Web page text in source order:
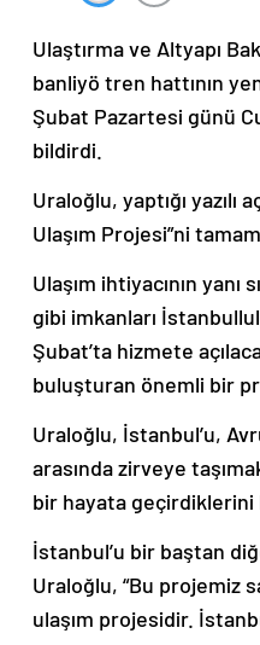
Ulaştırma ve Altyapı
banliyö tren hattının
Şubat Pazartesi günü
bildirdi.
Uraloğlu, yaptığı yazılı
Ulaşım Projesi”ni
Ulaşım ihtiyacının
gibi imkanları
Şubat’ta hizmete
buluşturan önemli bir
Uraloğlu, İstanbul’u,
arasında zirveye
bir hayata
İstanbul’u bir baştan
Uraloğlu, “Bu projemiz
ulaşım projesidir.